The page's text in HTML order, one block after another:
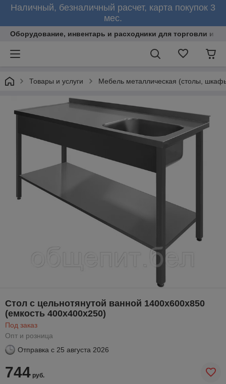
Наличный, безналичный расчет, карта покупок 3
мес.
Оборудование, инвентарь и расходники для торговли и
Товары и услуги Мебель металлическая (столы,
Стол с цельнотянутой ванной 1400х600х850
(емкость 400х400х250)
Под заказ
Опт и розница
Отправка с 25 августа 2026
744 руб.